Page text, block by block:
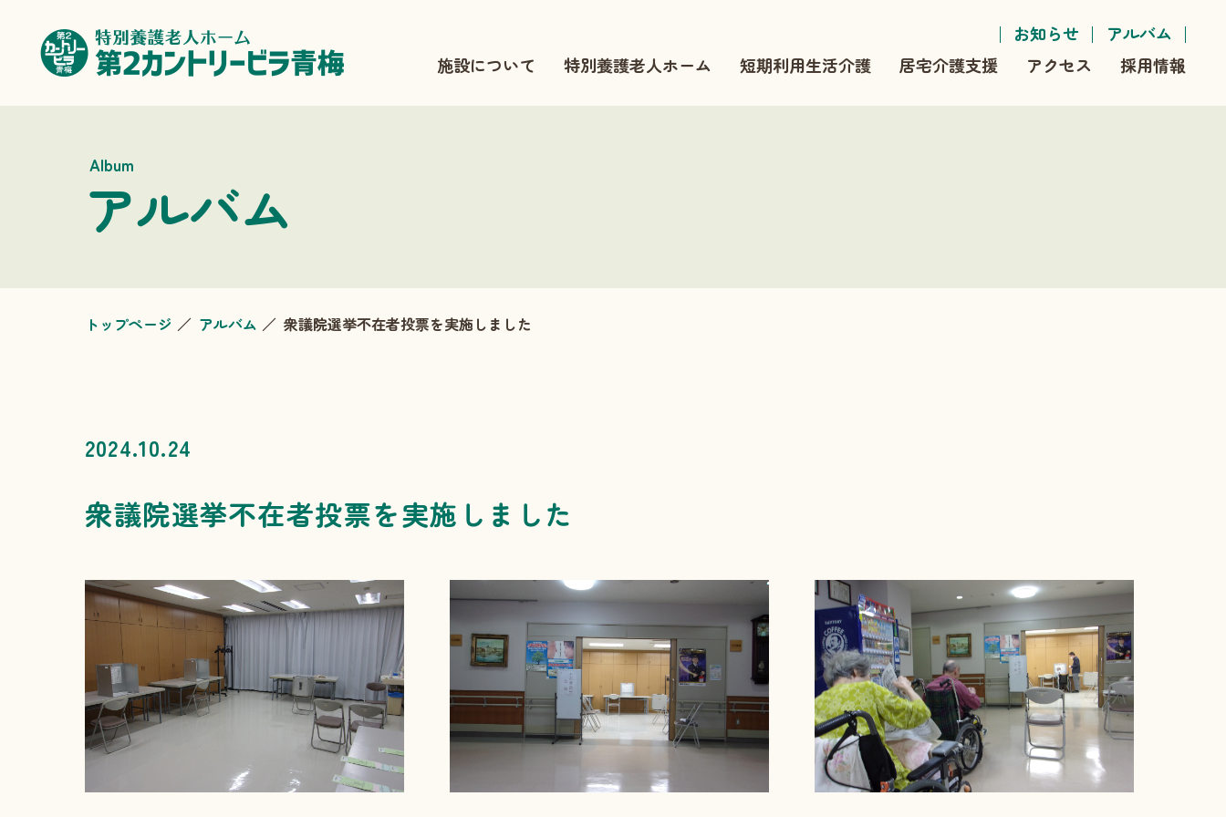
お知らせ
アルバム
施設について
特別養護老人ホーム 短期利用生活介護 居宅介護支援 アクセス 採用情報
Album
アルバム
トップページ アルバム 衆議院選挙不在者投票を実施しました
2024.10.24
衆議院選挙不在者投票を実施しました